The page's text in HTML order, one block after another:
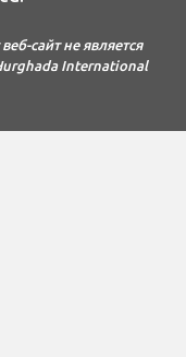
сайт не является
International